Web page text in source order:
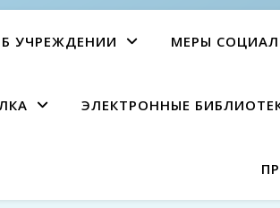
УЧРЕЖДЕНИИ МЕРЫ
ЭЛЕКТРОННЫЕ